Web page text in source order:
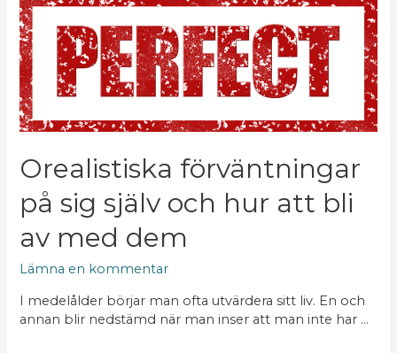
Orealistiska förväntningar
på sig själv och hur att bli
av med dem
Lämna en kommentar
I medelålder börjar man ofta utvärdera sitt liv. En och
annan blir nedstämd när man inser att man inte har …
Orealistiska
förväntningar
på
sig
själv
och
hur
att
av
med
dem